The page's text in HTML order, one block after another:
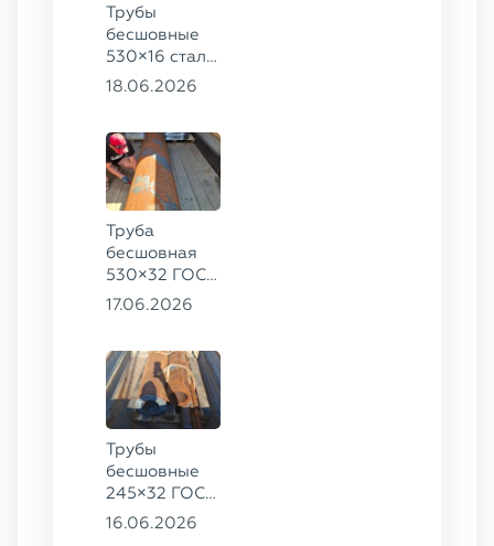
Трубы
бесшовные
530×16 сталь
13ХФА,
18.06.2026
Труба
бесшовная
530×32 ГОСТ
8732-78, ст.
17.06.2026
Трубы
бесшовные
245×32 ГОСТ
8732-78, ст.
16.06.2026